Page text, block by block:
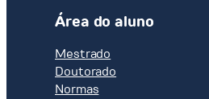
Área do aluno
Mestrado
Doutorado
Normas